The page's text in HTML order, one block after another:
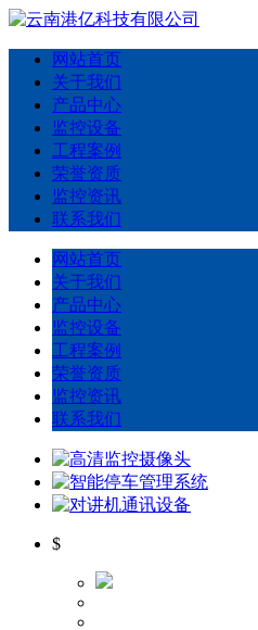
网站首页
关于我们
产品中心
监控设备
工程案例
荣誉资质
监控资讯
联系我们
网站首页
关于我们
产品中心
监控设备
工程案例
荣誉资质
监控资讯
联系我们
$